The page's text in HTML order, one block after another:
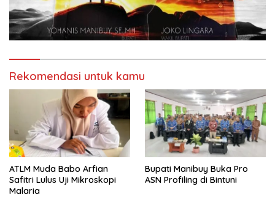
Rekomendasi untuk kamu
ATLM Muda Babo Arfian
Safitri Lulus Uji Mikroskopi
Malaria
Bupati Manibuy Buka Pro
ASN Profiling di Bintuni